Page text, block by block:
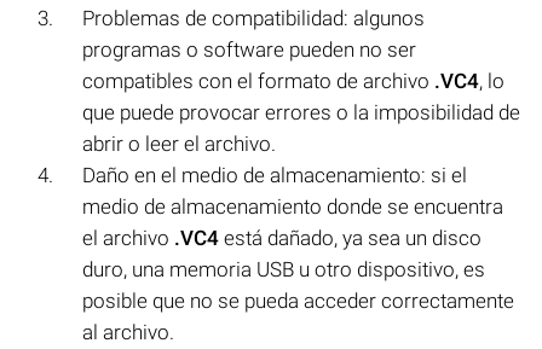
Problemas de compatibilidad: algunos
programas o software pueden no ser
compatibles con el formato de archivo .VC4, lo
que puede provocar errores o la imposibilidad de
abrir o leer el archivo.
Daño en el medio de almacenamiento: si el
medio de almacenamiento donde se encuentra
el archivo .VC4 está dañado, ya sea un disco
duro, una memoria USB u otro dispositivo, es
posible que no se pueda acceder correctamente
al archivo.